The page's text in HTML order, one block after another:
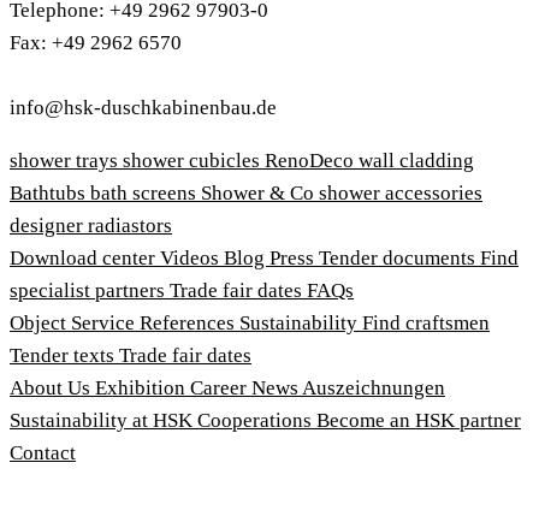
Telephone: +49 2962 97903-0
Fax: +49 2962 6570
info@hsk-duschkabinenbau.de
shower trays shower cubicles RenoDeco wall cladding
Bathtubs bath screens Shower & Co shower accessories
designer radiastors
Download center Videos Blog Press Tender documents Find
specialist partners Trade fair dates FAQs
Object Service References Sustainability Find craftsmen
Tender texts Trade fair dates
About Us Exhibition Career News Auszeichnungen
Sustainability at HSK Cooperations Become an HSK partner
Contact